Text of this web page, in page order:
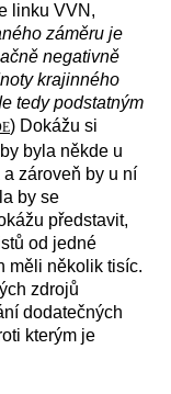
linku VVN,
záměru je
negativně
krajinného
tedy podstatným
) Dokážu si
byla někde u
zároveň by u ní
by se
představit,
od jedné
měli několik tisíc.
zdrojů
dodatečných
kterým je